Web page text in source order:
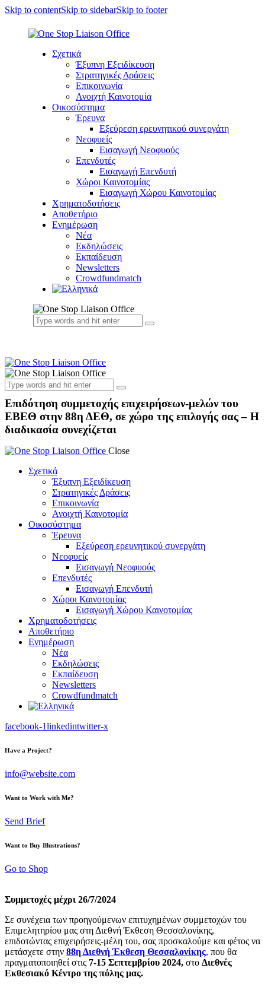
Skip to contentSkip to sidebarSkip to footer
Σχετικά
Έξυπνη Εξειδίκευση
Στρατηγικές Δράσεις
Επικοινωνία
Ανοιχτή Καινοτομία
Οικοσύστημα
Έρευνα
Εξεύρεση ερευνητικού συνεργάτη
Νεοφυείς
Εισαγωγή Νεοφυούς
Επενδυτές
Εισαγωγή Επενδυτή
Χώροι Καινοτομίας
Εισαγωγή Χώρου Καινοτομίας
Χρηματοδοτήσεις
Αποθετήριο
Ενημέρωση
Νέα
Εκδηλώσεις
Εκπαίδευση
Newsletters
Crowdfundmatch
Επιδότηση συμμετοχής επιχειρήσεων-μελών του
ΕΒΕΘ στην 88η ΔΕΘ, σε χώρο της επιλογής σας – Η
διαδικασία συνεχίζεται
Close
Σχετικά
Έξυπνη Εξειδίκευση
Στρατηγικές Δράσεις
Επικοινωνία
Ανοιχτή Καινοτομία
Οικοσύστημα
Έρευνα
Εξεύρεση ερευνητικού συνεργάτη
Νεοφυείς
Εισαγωγή Νεοφυούς
Επενδυτές
Εισαγωγή Επενδυτή
Χώροι Καινοτομίας
Εισαγωγή Χώρου Καινοτομίας
Χρηματοδοτήσεις
Αποθετήριο
Ενημέρωση
Νέα
Εκδηλώσεις
Εκπαίδευση
Newsletters
Crowdfundmatch
facebook-1linkedintwitter-x
Have a Project?
info@website.com
Want to Work with Me?
Send Brief
Want to Buy Illustrations?
Go to Shop
Συμμετοχές μέχρι 26/7/2024
Σε συνέχεια των προηγούμενων επιτυχημένων συμμετοχών του
Επιμελητηρίου μας στη Διεθνή Έκθεση Θεσσαλονίκης,
επιδοτώντας επιχειρήσεις-μέλη του, σας προσκαλούμε και φέτος να
μετάσχετε στην 88η Διεθνή Έκθεση Θεσσαλονίκης, που θα
πραγματοποιηθεί στις 7-15 Σεπτεμβρίου 2024, στο Διεθνές
Εκθεσιακό Κέντρο της πόλης μας.